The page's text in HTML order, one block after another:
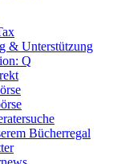
& Unterstützung
Q
Bücherregal